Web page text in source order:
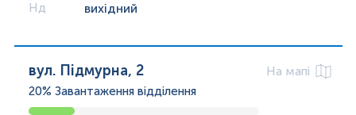
Нд вихідний
вул. Підмурна, 2
На мапі
20% Завантаження відділення